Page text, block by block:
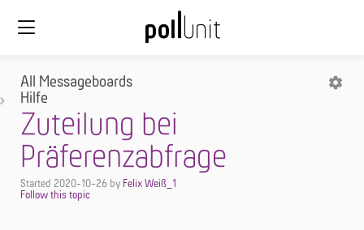
All Messageboards
Hilfe
Zuteilung bei
Präferenzabfrage
Started 2020-10-26 by Felix Weiß_1